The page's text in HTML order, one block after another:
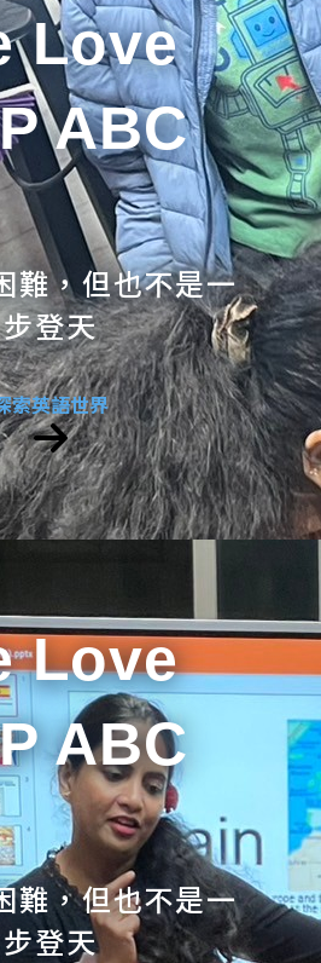
Love
ABC
難，但也不是一
步登天
索英語世界
Love
ABC
難，但也不是一
步登天